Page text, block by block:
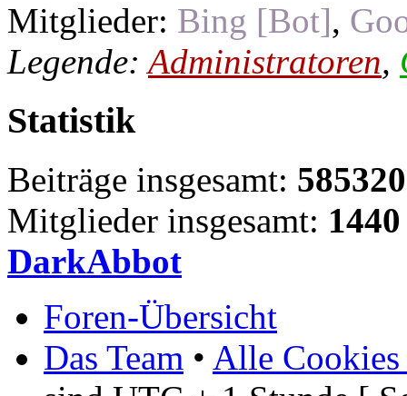
Mitglieder: Bing [Bot],
Legende:Administratoren,
Statistik
Beiträge insgesamt: 585320
Mitglieder insgesamt: 1440
DarkAbbot
Foren-Übersicht
Das Team • Alle Cookies